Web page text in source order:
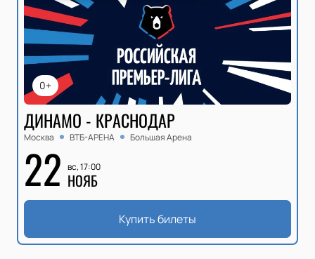
0+
ДИНАМО - КРАСНОДАР
Москва ВТБ-АРЕНА Большая Арена
22 вс, 17:00
НОЯБ
Купить билеты